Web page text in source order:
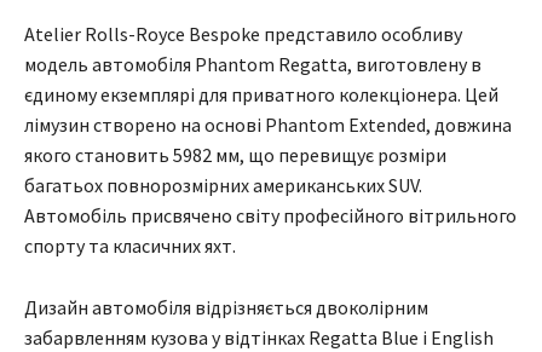
Atelier Rolls-Royce Bespoke представило особливу
модель автомобіля Phantom Regatta, виготовлену в
єдиному екземплярі для приватного колекціонера. Цей
лімузин створено на основі Phantom Extended, довжина
якого становить 5982 мм, що перевищує розміри
багатьох повнорозмірних американських SUV.
Автомобіль присвячено світу професійного вітрильного
спорту та класичних яхт.
Дизайн автомобіля відрізняється двоколірним
забарвленням кузова у відтінках Regatta Blue і English